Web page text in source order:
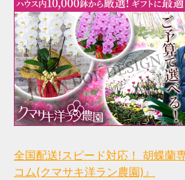
全国配送!スピード対応！ 胡蝶蘭
コム(クマサキ洋ラン農園)』